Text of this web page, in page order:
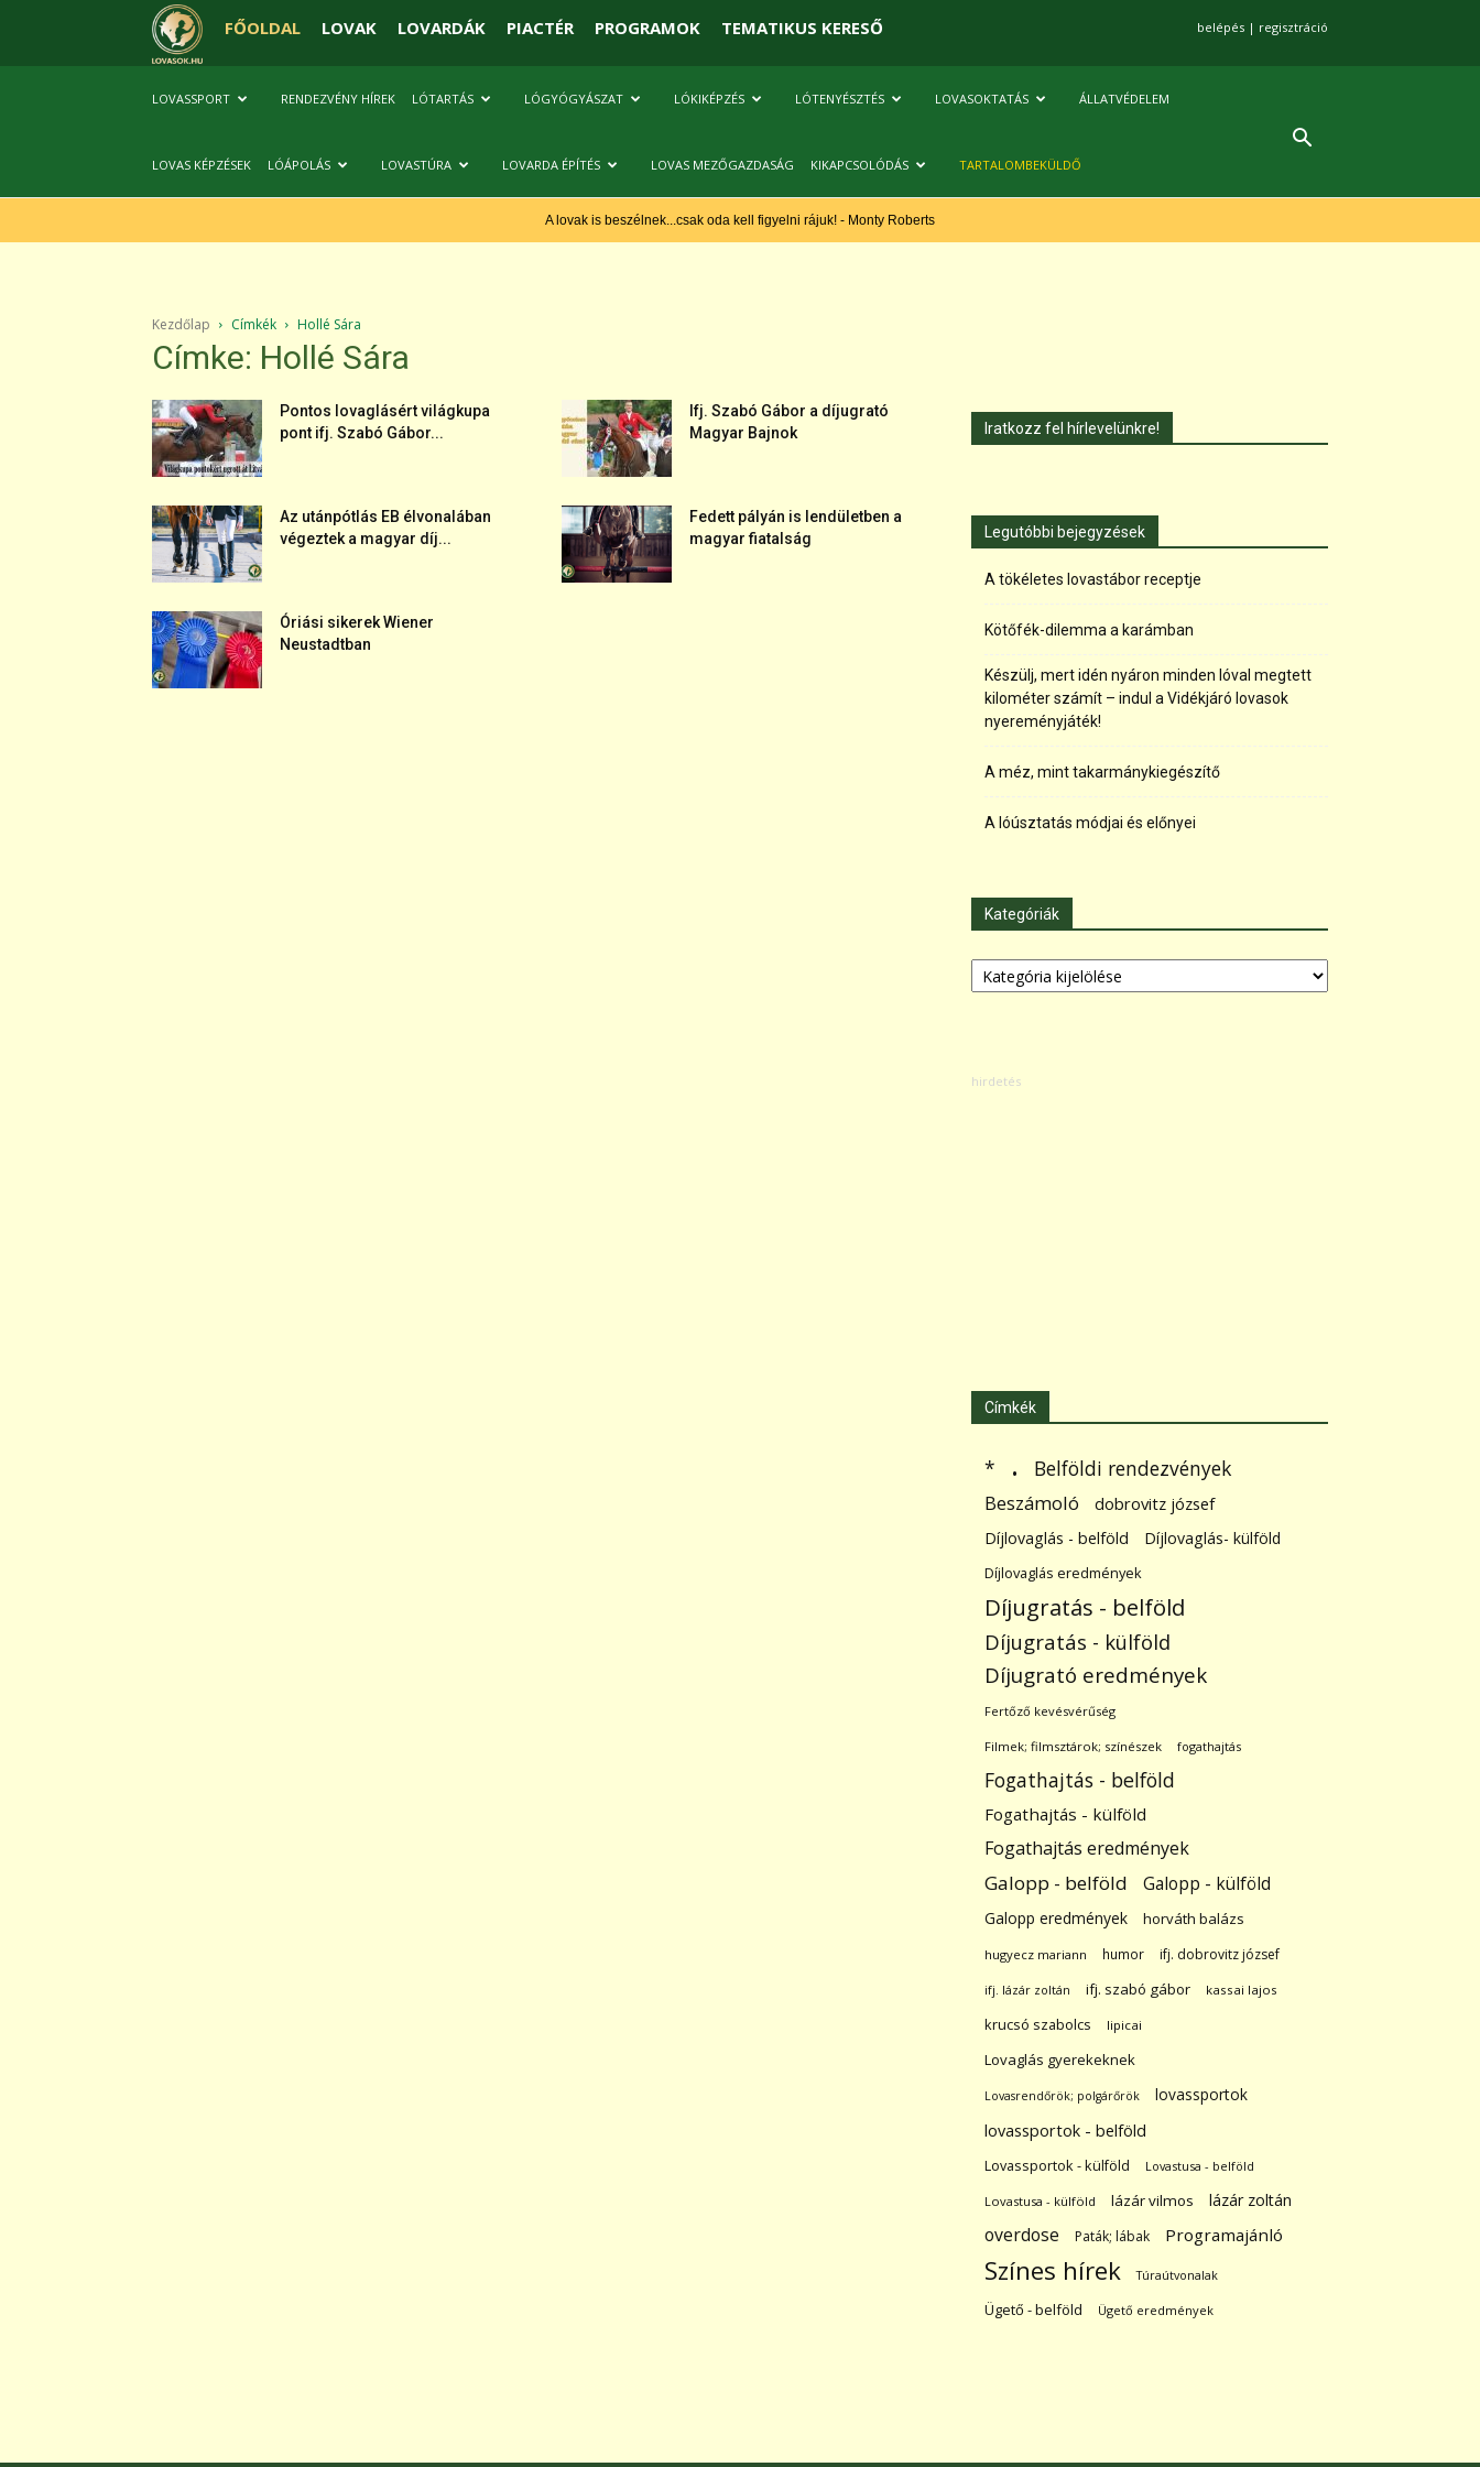
FŐOLDAL LOVAK LOVARDÁK PIACTÉR PROGRAMOK TEMATIKUS KERESŐ belépés | regisztráció
LOVASSPORT RENDEZVÉNY HÍREK LÓTARTÁS LÓGYÓGYÁSZAT LÓKIKÉPZÉS LÓTENYÉSZTÉS LOVASOKTATÁS ÁLLATVÉDELEM
LOVAS KÉPZÉSEK LÓÁPOLÁS LOVASTÚRA LOVARDA ÉPÍTÉS LOVAS MEZŐGAZDASÁG KIKAPCSOLÓDÁS TARTALOMBEKÜLDŐ
A lovak is beszélnek...csak oda kell figyelni rájuk! - Monty Roberts
Kezdőlap Címkék Hollé Sára
Címke: Hollé Sára
Pontos lovaglásért világkupa
pont ifj. Szabó Gábor...
Ifj. Szabó Gábor a díjugrató
Magyar Bajnok
Az utánpótlás EB élvonalában
végeztek a magyar díj...
Fedett pályán is lendületben a
magyar fiatalság
Óriási sikerek Wiener
Neustadtban
Iratkozz fel hírlevelünkre!
Legutóbbi bejegyzések
A tökéletes lovastábor receptje
Kötőfék-dilemma a karámban
Készülj, mert idén nyáron minden lóval megtett
kilométer számít – indul a Vidékjáró lovasok
nyereményjáték!
A méz, mint takarmánykiegészítő
A lóúsztatás módjai és előnyei
Kategóriák
Kategóriák
Címkék
* . Belföldi rendezvények
Beszámoló dobrovitz józsef
Díjlovaglás - belföld Díjlovaglás- külföld
Díjlovaglás eredmények
Díjugratás - belföld
Díjugratás - külföld
Díjugrató eredmények
Fertőző kevésvérűség
Filmek; filmsztárok; színészek fogathajtás
Fogathajtás - belföld
Fogathajtás - külföld
Fogathajtás eredmények
Galopp - belföld Galopp - külföld
Galopp eredmények horváth balázs
hugyecz mariann humor ifj. dobrovitz józsef
ifj. lázár zoltán ifj. szabó gábor kassai lajos
krucsó szabolcs lipicai
Lovaglás gyerekeknek
Lovasrendőrök; polgárőrök
lovassportok
lovassportok - belföld
Lovassportok - külföld Lovastusa - belföld
Lovastusa - külföld lázár vilmos lázár zoltán
overdose Paták; lábak Programajánló
Színes hírek Túraútvonalak
Ügető - belföld Ügető eredmények